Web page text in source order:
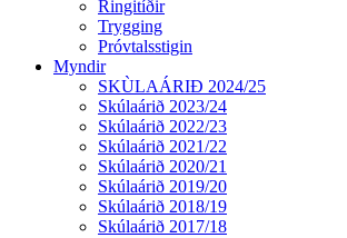
Ringitíðir
Trygging
Próvtalsstigin
Myndir
SKÙLAÁRIÐ 2024/25
Skúlaárið 2023/24
Skúlaárið 2022/23
Skúlaárið 2021/22
Skúlaárið 2020/21
Skúlaárið 2019/20
Skúlaárið 2018/19
Skúlaárið 2017/18